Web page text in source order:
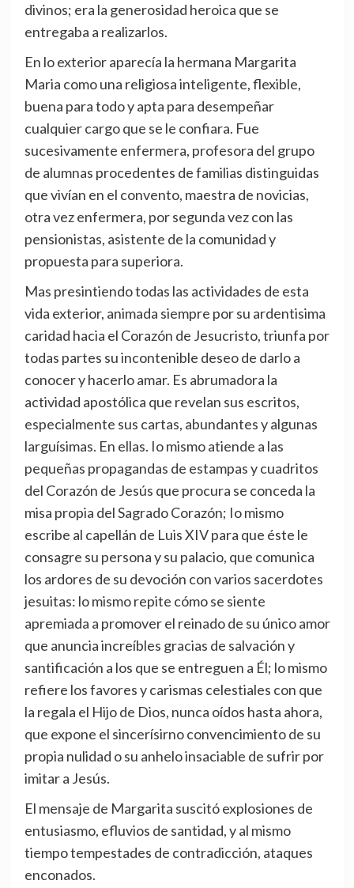
divinos; era la generosidad heroica que se
entregaba a realizarlos.
En lo exterior aparecía la hermana Margarita
Maria como una religiosa inteligente, flexible,
buena para todo y apta para desempeñar
cualquier cargo que se le confiara. Fue
sucesivamente enfermera, profesora del grupo
de alumnas procedentes de familias distinguidas
que vivían en el convento, maestra de novicias,
otra vez enfermera, por segunda vez con las
pensionistas, asistente de la comunidad y
propuesta para superiora.
Mas presintiendo todas las actividades de esta
vida exterior, animada siempre por su ardentisima
caridad hacia el Corazón de Jesucristo, triunfa por
todas partes su incontenible deseo de darlo a
conocer y hacerlo amar. Es abrumadora la
actividad apostólica que revelan sus escritos,
especialmente sus cartas, abundantes y algunas
larguísimas. En ellas. Io mismo atiende a las
pequeñas propagandas de estampas y cuadritos
del Corazón de Jesús que procura se conceda la
misa propia del Sagrado Corazón; Io mismo
escribe al capellán de Luis XIV para que éste le
consagre su persona y su palacio, que comunica
los ardores de su devoción con varios sacerdotes
jesuitas: lo mismo repite cómo se siente
apremiada a promover el reinado de su único amor
que anuncia increíbles gracias de salvación y
santificación a los que se entreguen a Él; lo mismo
refiere los favores y carismas celestiales con que
la regala el Hijo de Dios, nunca oídos hasta ahora,
que expone el sincerísirno convencimiento de su
propia nulidad o su anhelo insaciable de sufrir por
imitar a Jesús.
El mensaje de Margarita suscitó explosiones de
entusiasmo, efluvios de santidad, y al mismo
tiempo tempestades de contradicción, ataques
enconados.